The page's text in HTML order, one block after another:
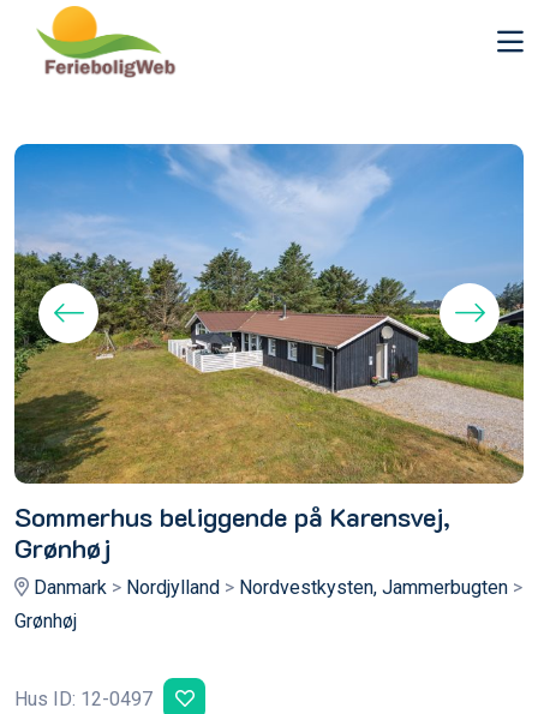
Sommerhus beliggende på Karensvej,
Grønhøj
Danmark > Nordjylland > Nordvestkysten, Jammerbugten >
Grønhøj
Hus ID: 12-0497